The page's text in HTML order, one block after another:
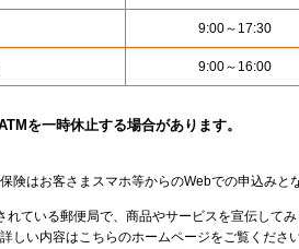
9:00～17:30
9:00～16:00
を一時休止する場合があります。
険はお客さまスマホ等からのWebでの申込みと
れている郵便局で、商品やサービスを宣伝して
しい内容はこちらのホームページをご覧くださ